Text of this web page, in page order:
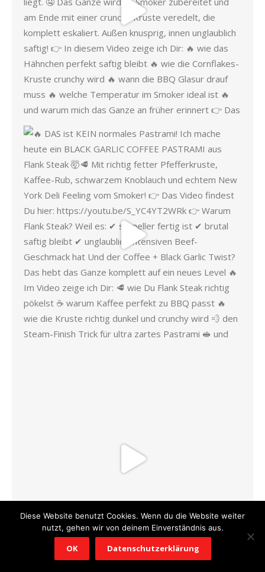
Diese Website benutzt Cookies. Wenn du die Website weiter
nutzt, gehen wir von deinem Einverständnis aus.
OK Datenschutzerklärung